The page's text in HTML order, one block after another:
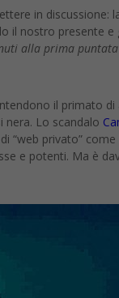
in discussione:
il nostro presente
alla prima
il primato
nera. Lo scandalo
“web privato”
e potenti. Ma è